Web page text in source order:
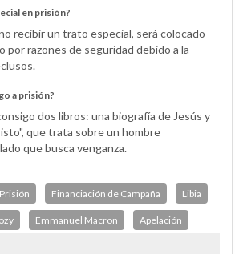
en prisión?
recibir un trato especial, será colocado
por razones de seguridad debido a la
a prisión?
dos libros: una biografía de Jesús y
que trata sobre un hombre
que busca venganza.
Prisión Financiación de Campaña Libia
Emmanuel Macron Apelación